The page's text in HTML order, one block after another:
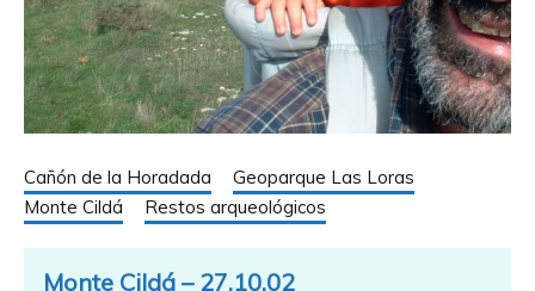
Cañón de la Horadada
Geoparque Las Loras
Monte Cildá
Restos arqueológicos
Monte Cildá – 27.10.02